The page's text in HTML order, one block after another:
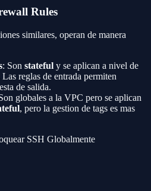
Rules
similares, operan de manera
: Son stateful y se aplican a nivel de
Las reglas de entrada permiten
de salida.
globales a la VPC pero se aplican
, pero la gestion de tags es mas
SSH Globalmente